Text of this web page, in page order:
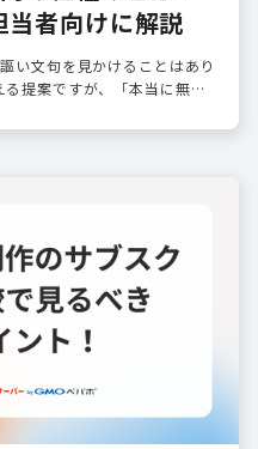
当者向けに解説
い文句を見かけることはあり
提案ですが、「本当に無料